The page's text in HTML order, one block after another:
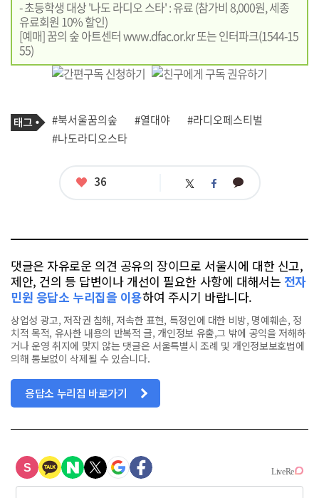
- 초등학생 대상 '나도 라디오 스타' : 유료 (참가비 8,000원, 세종
유료회원 10% 할인)
[예매] 꿈의 숲 아트센터www.dfac.or.kr또는 인터파크(1544-15
55)
기
사
관
련
태
그
#북서울꿈의숲 #열대야
#라디오페스티벌
#나도라디오스타
좋
36 트 페 카
댓글은 자유로운 의견 공유의 장이므로 서울시에 대한 신고,
제안, 건의 등 답변이나 개선이 필요한 사항에 대해서는 전자
민원 응답소 누리집을 이용하여 주시기 바랍니다.
상업성 광고, 저작권 침해, 저속한 표현, 특정인에 대한 비방, 명예훼손, 정
치적 목적, 유사한 내용의 반복적 글, 개인정보 유출,그 밖에 공익을 저해하
거나 운영 취지에 맞지 않는 댓글은 서울특별시 조례 및 개인정보보호법에
의해 통보없이 삭제될 수 있습니다.
응답소 누리집 바로가기